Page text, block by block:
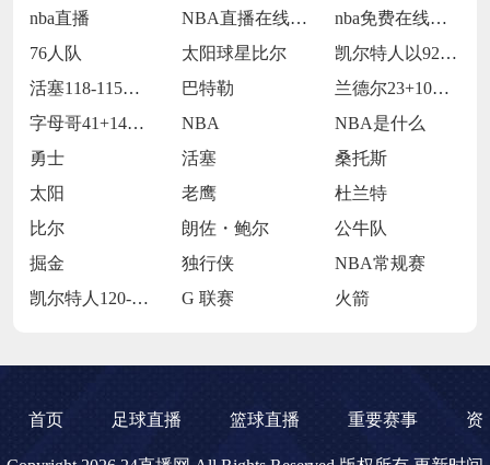
nba直播 NBA直播在线观看
nba免费在线高清直播
76人队
太阳球星比尔
凯尔特人以92-105不敌雷霆
活塞118-115逆转险胜开拓者
巴特勒
兰德尔23+10爱德华兹19中5 森林狼
字母哥41+14班凯罗复出34+7 雄鹿
NBA
NBA是什么
勇士
活塞
桑托斯
太阳
老鹰
杜兰特
比尔
朗佐・鲍尔
公牛队
掘金
独行侠
NBA常规赛
凯尔特人120-119险胜鹈鹕
G 联赛 火箭
首页 足球直播 篮球直播 重要赛事 资